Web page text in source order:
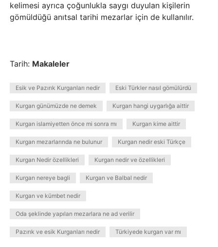
kelimesi ayrıca çoğunlukla saygı duyulan kişilerin
gömüldüğü anıtsal tarihi mezarlar için de kullanılır.
Tarih: Makaleler
Esik ve Pazırık Kurganları nedir Eski Türkler nasıl gömülürdü
Kurgan günümüzde ne demek Kurgan hangi uygarlığa aittir
Kurgan islamiyetten önce mi sonra mı Kurgan kime aittir
Kurgan mezarlarında ne bulunur Kurgan nedir eski Türkçe
Kurgan Nedir özellikleri Kurgan nedir ve özellikleri
Kurgan nereye bagli Kurgan ve Balbal nedir
Kurgan ve kümbet nedir
Oda şeklinde yapılan mezarlara ne ad verilir
Pazırık ve esik Kurganları nedir Türkiyede kurgan var mı